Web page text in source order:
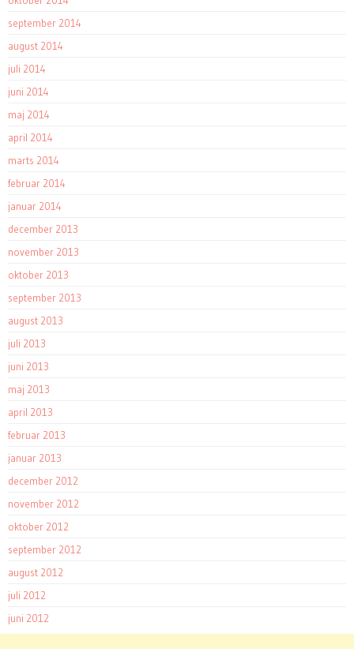
september 2014
august 2014
juli 2014
juni 2014
maj 2014
april 2014
marts 2014
februar 2014
januar 2014
december 2013
november 2013
oktober 2013
september 2013
august 2013
juli 2013
juni 2013
maj 2013
april 2013
februar 2013
januar 2013
december 2012
november 2012
oktober 2012
september 2012
august 2012
juli 2012
juni 2012